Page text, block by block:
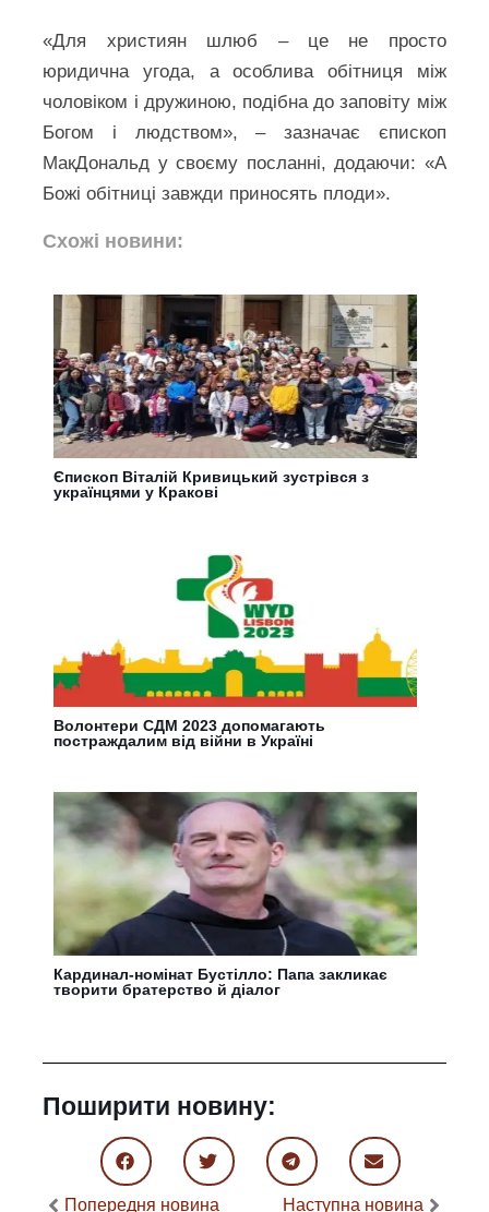
«Для християн шлюб – це не просто
юридична угода, а особлива обітниця між
чоловіком і дружиною, подібна до заповіту між
Богом і людством», – зазначає єпископ
МакДональд у своєму посланні, додаючи: «А
Божі обітниці завжди приносять плоди».
Схожі новини:
Єпископ Віталій Кривицький зустрівся з
українцями у Кракові
Волонтери СДМ 2023 допомагають
постраждалим від війни в Україні
Кардинал-номінат Бустілло: Папа закликає
творити братерство й діалог
Поширити новину:
Попередня новина Наступна новина